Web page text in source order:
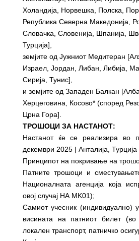
Холандија, Норвешка, Полска,
Република Северна Македонија,
Словачка, Словенија, Шпанија,
Турција],
земјите од Јужниот Медитеран
Израел, Јордан, Либан, Либија,
Сирија, Тунис],
и земјите од Западен Балкан
Херцеговина, Косово* (според
Црна Гора].
ТРОШОЦИ ЗА НАСТАНОТ:
Настанот ќе се реализира во
декември 2025 | Анталија, Турција
Принципот на покривање на
Патните трошоци и
Националната агенција која
овој случај НА MK01);
Самиот учесник (индивидуално)
висината на патниот билет
локален транспорт, патничко